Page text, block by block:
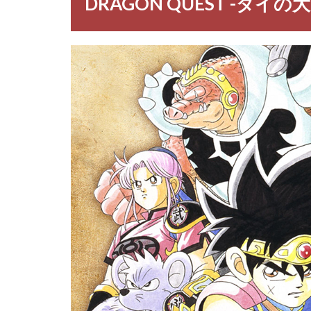
冒険-
ダ
イ
の
大
冒
険
登
場
人
物
一
覧
3
【ダ
イの
大冒
険】
アバ